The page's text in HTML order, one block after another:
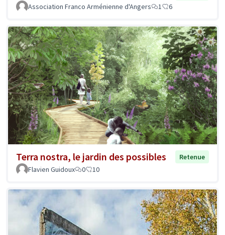
Association Franco Arménienne d'Angers 1 6
Terra nostra, le jardin des possibles
Retenue
Flavien Guidoux
0 10